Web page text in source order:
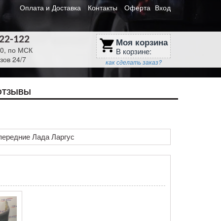
Оплата и Доставка Контакты Оферта Вход
122
по МСК
24/7
shopping_cart Моя корзина
В корзине:
как сделать заказ?
Лада Ларгус